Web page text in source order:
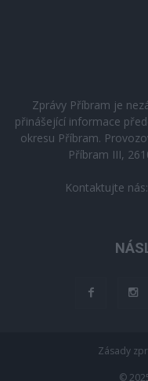
Zprávy Příbram je
přinášející informace
okresu Příbram.
Příbram III,
Kontaktujte nás:
Zásady
©